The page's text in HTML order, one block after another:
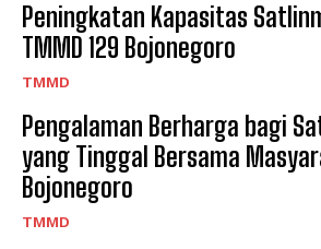
Peningkatan Kapasitas
TMMD 129 Bojonegoro
TMMD
Pengalaman Berharga bagi
yang Tinggal Bersama
Bojonegoro
TMMD